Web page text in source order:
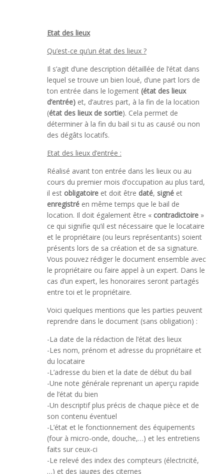
Etat des lieux
Qu’est-ce qu’un état des lieux ?
Il s’agit d’une description détaillée de l’état dans
lequel se trouve un bien loué, d’une part lors de
ton entrée dans le logement (état des lieux
d’entrée) et, d’autres part, à la fin de la location
(état des lieux de sortie). Cela permet de
déterminer à la fin du bail si tu as causé ou non
des dégâts locatifs.
Etat des lieux d’entrée :
Réalisé avant ton entrée dans les lieux ou au
cours du premier mois d’occupation au plus tard,
il est obligatoireet doit être daté, signéet
enregistréen même temps que le bail de
location. Il doit également être « contradictoire»
ce qui signifie qu’il est nécessaire que le locataire
et le propriétaire (ou leurs représentants) soient
présents lors de sa création et de sa signature.
Vous pouvez rédiger le document ensemble avec
le propriétaire ou faire appel à un expert. Dans le
cas d’un expert, les honoraires seront partagés
entre toi et le propriétaire.
Voici quelques mentions que les parties peuvent
reprendre dans le document (sans obligation) :
-La date de la rédaction de l’état des lieux
-Les nom, prénom et adresse du propriétaire et
du locataire
-L’adresse du bien et la date de début du bail
-Une note générale reprenant un aperçu rapide
de l’état du bien
-Un descriptif plus précis de chaque pièce et de
son contenu éventuel
-L’état et le fonctionnement des équipements
(four à micro-onde, douche,…) et les entretiens
faits sur ceux-ci
-Le relevé des index des compteurs (électricité,
…) et des jauges des citernes